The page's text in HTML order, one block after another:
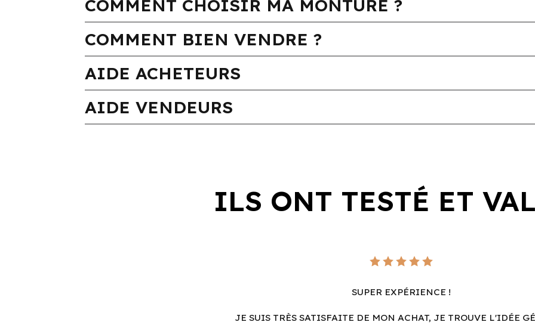
COMMENT CHOISIR MA MONTURE ?
COMMENT BIEN VENDRE ?
AIDE ACHETEURS
AIDE VENDEURS
ILS ONT TESTÉ ET
SUPER EXPÉRIENCE !
JE SUIS TRÈS SATISFAITE DE MON ACHAT, JE TROUVE L'IDÉE